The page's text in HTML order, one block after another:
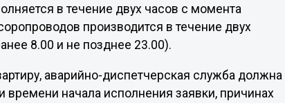
в течение двух часов с момента
производится в течение двух
8.00 и не позднее 23.00).
аварийно-диспетчерская служба должна
начала исполнения заявки, причинах